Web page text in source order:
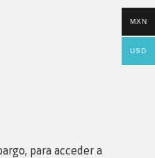
para acceder a
MXN
USD